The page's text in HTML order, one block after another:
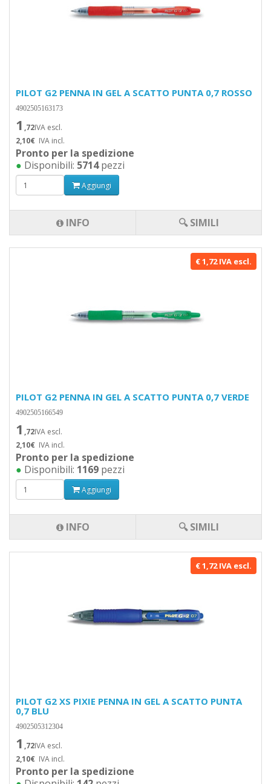
PILOT G2 PENNA IN GEL A SCATTO PUNTA 0,7 ROSSO
4902505163173
1 ,72IVA escl.
2,10€ IVA incl.
Pronto per la spedizione
● Disponibili: 5714pezzi
Aggiungi
INFO 🔍 SIMILI
€ 1,72 IVA escl.
PILOT G2 PENNA IN GEL A SCATTO PUNTA 0,7 VERDE
4902505166549
1 ,72IVA escl.
2,10€ IVA incl.
Pronto per la spedizione
● Disponibili: 1169 pezzi
Aggiungi
INFO 🔍 SIMILI
€ 1,72 IVA escl.
PILOT G2 XS PIXIE PENNA IN GEL A SCATTO PUNTA
0,7 BLU
4902505312304
1 ,72IVA escl.
2,10€ IVA incl.
Pronto per la spedizione